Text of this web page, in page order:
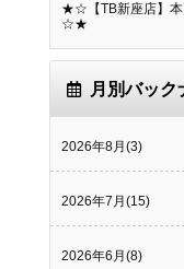
★☆【TB新座店】本
☆★
月別バック
2026年8月(3)
2026年7月(15)
2026年6月(8)